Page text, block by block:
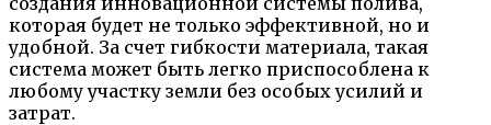
которая будет не только эффективной, но и
удобной. За счет гибкости материала, такая
система может быть легко приспособлена к
любому участку земли без особых усилий и
затрат.